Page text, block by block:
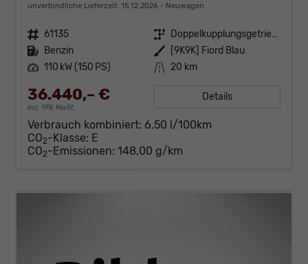
unverbindliche Lieferzeit: 15.12.2026 Neuwagen
Fahrzeugnr. 61135 Getriebe
Doppelkupplungsgetriebe (DSG)
Kraftstoff Benzin Außenfarbe
[9K9K] Fiord Blau
Leistung 110 kW (150 PS) Kilometerstand 20 km
36.440,– €
incl. 19% MwSt.
Details
Verbrauch kombiniert: 6,50 l/100km
CO2-Klasse: E
CO2-Emissionen: 148,00 g/km